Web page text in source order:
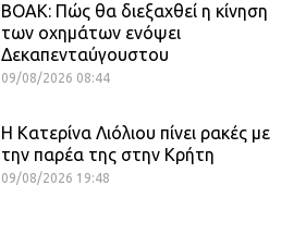
ΒΟΑΚ: Πώς θα διεξαχθεί η κίνηση
των οχημάτων ενόψει
Δεκαπενταύγουστου
09/08/2026 08:44
Η Κατερίνα Λιόλιου πίνει ρακές με
την παρέα της στην Κρήτη
09/08/2026 19:48